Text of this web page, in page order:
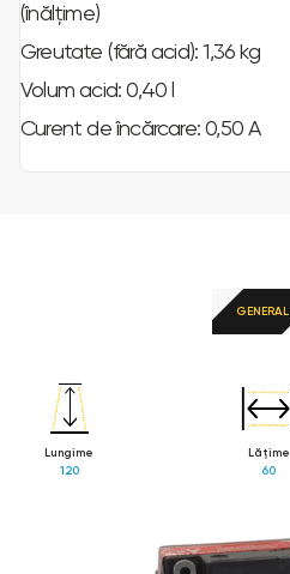
(înălțime)
Greutate (fără acid): 1,36 kg
Volum acid: 0,40 l
Curent de încărcare: 0,50 A
GENERAL
Lungime
120
Lăţime
60